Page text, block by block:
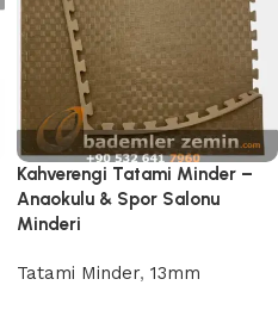
Kahverengi Tatami Minder –
Anaokulu & Spor Salonu
Minderi
Tatami Minder, 13mm